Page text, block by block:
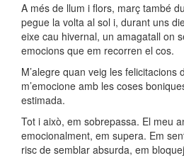
A més de llum i flors, març també
pegue la volta al sol i, durant uns
eixe cau hivernal, un amagatall on
emocions que em recorren el cos.
M’alegre quan veig les felicitacions
m’emocione amb les coses
estimada.
Tot i això, em sobrepassa. El meu
emocionalment, em supera. Em
risc de semblar absurda, em